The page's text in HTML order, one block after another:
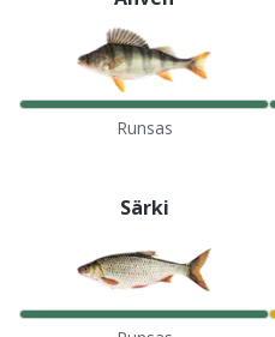
Runsas
Särki